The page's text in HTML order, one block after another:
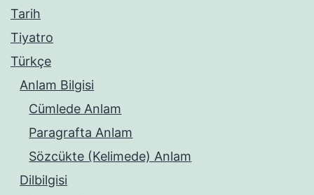
Tarih
Tiyatro
Türkçe
Anlam Bilgisi
Cümlede Anlam
Paragrafta Anlam
Sözcükte (Kelimede) Anlam
Dilbilgisi